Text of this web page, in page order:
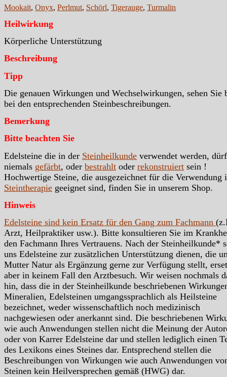
Mookait, Onyx, Perlmut, Schörl, Tigerauge, Turmalin
Heilwirkung
Körperliche Unterstützung
Beschreibung
Tipp
Die genauen Wirkungen und Wechselwirkungen, sehen Sie
bei den entsprechenden Steinbeschreibungen.
Bemerkung
Bitte beachten Sie
Edelsteine die in der Steinheilkunde verwendet werden,
niemals gefärbt, oder bestrahlt oder rekonstruiert sein !
Hochwertige Steine, die ausgezeichnet für die Verwendung
Steintherapie geeignet sind, finden Sie in unserem Shop.
Hinweis
Edelsteine sind kein Ersatz für den Gang zum Fachmann
Arzt, Heilpraktiker usw.). Bitte konsultieren Sie im
den Fachmann Ihres Vertrauens. Nach der Steinheilkunde*
uns Edelsteine zur zusätzlichen Unterstützung dienen, die
Mutter Natur als Ergänzung gerne zur Verfügung stellt,
aber in keinem Fall den Arztbesuch. Wir weisen nochmals
hin, dass die in der Steinheilkunde beschriebenen
Mineralien, Edelsteinen umgangssprachlich als Heilsteine
bezeichnet, weder wissenschaftlich noch medizinisch
nachgewiesen oder anerkannt sind. Die beschriebenen
wie auch Anwendungen stellen nicht die Meinung der
oder von Karrer Edelsteine dar und stellen lediglich einen
des Lexikons eines Steines dar. Entsprechend stellen die
Beschreibungen von Wirkungen wie auch Anwendungen
Steinen kein Heilversprechen gemäß (HWG) dar.